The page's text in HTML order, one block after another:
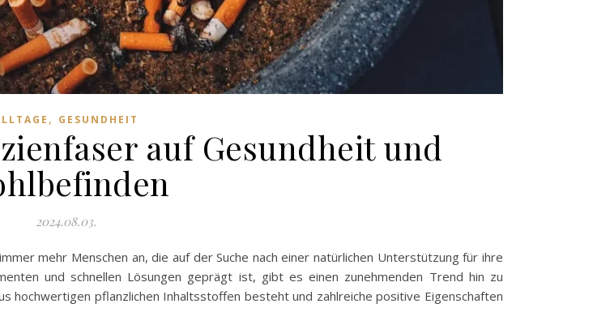
, GESUNDHEIT
auf Gesundheit und
2024.08.03.
mehr Menschen an, die auf der Suche nach einer natürlichen Unterstützung für ihre
und schnellen Lösungen geprägt ist, gibt es einen zunehmenden Trend hin zu
hochwertigen pflanzlichen Inhaltsstoffen besteht und zahlreiche positive Eigenschaften